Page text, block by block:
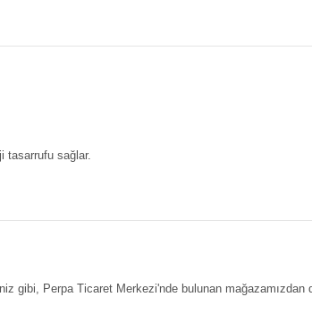
tasarrufu sağlar.
gibi, Perpa Ticaret Merkezi'nde bulunan mağazamızdan